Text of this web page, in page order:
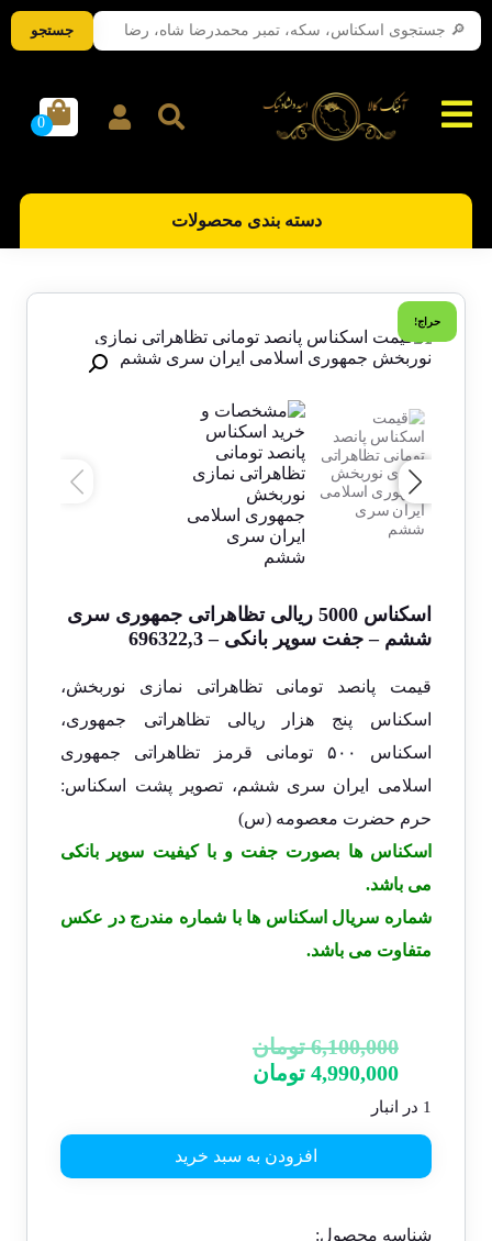
دسته بندی محصولات
حراج!
اسکناس 5000 ریالی تظاهراتی جمهوری سری
ششم – جفت سوپر بانکی – 696322,3
قیمت پانصد تومانی تظاهراتی نمازی نوربخش،
اسکناس پنج هزار ریالی تظاهراتی جمهوری،
اسکناس ۵۰۰ تومانی قرمز تظاهراتی جمهوری
اسلامی ایران سری ششم، تصویر پشت اسکناس:
حرم حضرت معصومه (س)
اسکناس ها بصورت جفت و با کیفیت سوپر بانکی
می باشد.
شماره سریال اسکناس ها با شماره مندرج در عکس
متفاوت می باشد.
6,100,000 تومان
4,990,000 تومان
1 در انبار
افزودن به سبد خرید
شناسه محصول:
جستجو